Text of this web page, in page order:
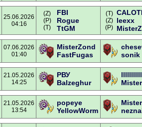
25.06.2026
04:16
(Z)
(P)
(T)
FBI
Rogue
TtGM
(T)
(Z)
(P)
leexx
07.06.2026
01:40
MisterZond
FastFugas
sonik
21.05.2026
14:25
РВУ
Balzeghur
21.05.2026
13:54
popeye
YellowWorm